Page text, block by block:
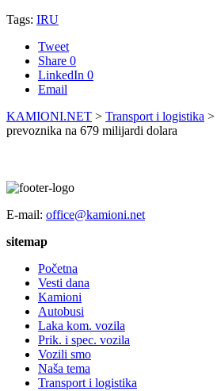
Tags: IRU
Tweet
Share 0
LinkedIn 0
Email
KAMIONI.NET > Transport i logistika >
prevoznika na 679 milijardi dolara
E-mail: office@kamioni.net
sitemap
Početna
Vesti dana
Kamioni
Autobusi
Laka kom. vozila
Prik. i spec. vozila
Vozili smo
Naša tema
Transport i logistika